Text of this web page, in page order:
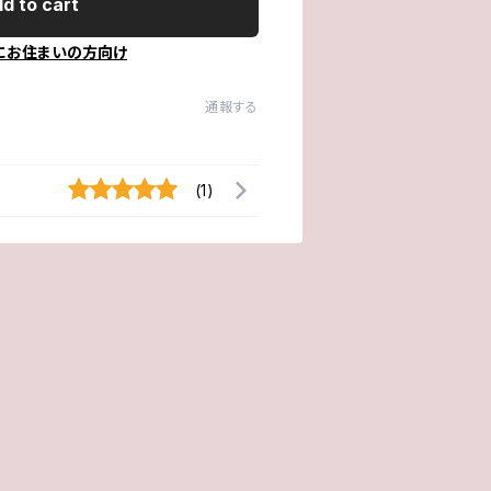
to cart
お住まいの方向け
通報する
(1)